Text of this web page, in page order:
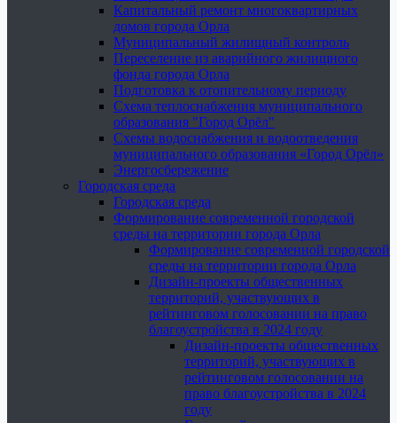
Капитальный ремонт многоквартирных
домов города Орла
Муниципальный жилищный контроль
Переселение из аварийного жилищного
фонда города Орла
Подготовка к отопительному периоду
Схема теплоснабжения муниципального
образования "Город Орёл"
Схемы водоснабжения и водоотведения
муниципального образования «Город Орёл»
Энергосбережение
Городская среда
Городская среда
Формирование современной городской
среды на территории города Орла
Формирование современной городской
среды на территории города Орла
Дизайн-проекты общественных
территорий, участвующих в
рейтинговом голосовании на право
благоустройства в 2024 году
Дизайн-проекты общественных
территорий, участвующих в
рейтинговом голосовании на
право благоустройства в 2024
году